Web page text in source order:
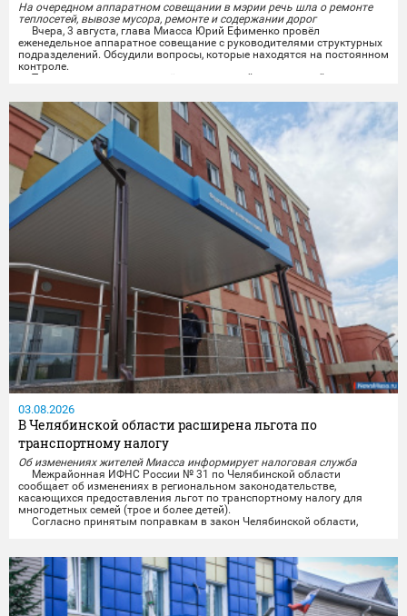
На очередном аппаратном совещании в мэрии речь шла о ремонте
теплосетей, вывозе мусора, ремонте и содержании дорог
Вчера, 3 августа, глава Миасса Юрий Ефименко провёл
еженедельное аппаратное совещание с руководителями структурных
подразделений. Обсудили вопросы, которые находятся на постоянном
контроле.
Так, в настоящее время идёт капитальный ремонт сетей
официально уведомил о приостановке работ из-за обильных осадков.
Как только погода позволит,...
03.08.2026
В Челябинской области расширена льгота по
транспортному налогу
Об изменениях жителей Миасса информирует налоговая служба
Межрайонная ИФНС России № 31 по Челябинской области
сообщает об изменениях в региональном законодательстве,
касающихся предоставления льгот по транспортному налогу для
многодетных семей (трое и более детей).
Согласно принятым поправкам в закон Челябинской области,
освобождение от уплаты...